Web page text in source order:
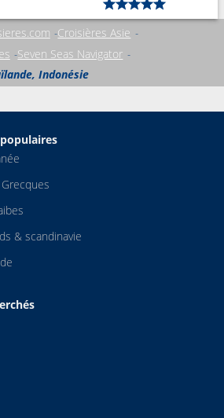
Croisières Asie
Seven Seas Navigator
Indonésie
& scandinavie